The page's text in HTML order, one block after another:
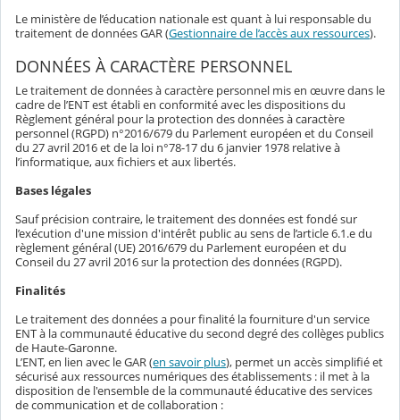
Le ministère de l’éducation nationale est quant à lui responsable du
traitement de données GAR (Gestionnaire de l’accès aux ressources).
DONNÉES À CARACTÈRE PERSONNEL
Le traitement de données à caractère personnel mis en œuvre dans le
cadre de l’ENT est établi en conformité avec les dispositions du
Règlement général pour la protection des données à caractère
personnel (RGPD) n°2016/679 du Parlement européen et du Conseil
du 27 avril 2016 et de la loi n°78-17 du 6 janvier 1978 relative à
l’informatique, aux fichiers et aux libertés.
Bases légales
Sauf précision contraire, le traitement des données est fondé sur
l’exécution d'une mission d'intérêt public au sens de l’article 6.1.e du
règlement général (UE) 2016/679 du Parlement européen et du
Conseil du 27 avril 2016 sur la protection des données (RGPD).
Finalités
Le traitement des données a pour finalité la fourniture d'un service
ENT à la communauté éducative du second degré des collèges publics
de Haute-Garonne.
L’ENT, en lien avec le GAR (en savoir plus), permet un accès simplifié et
sécurisé aux ressources numériques des établissements : il met à la
disposition de l'ensemble de la communauté éducative des services
de communication et de collaboration :